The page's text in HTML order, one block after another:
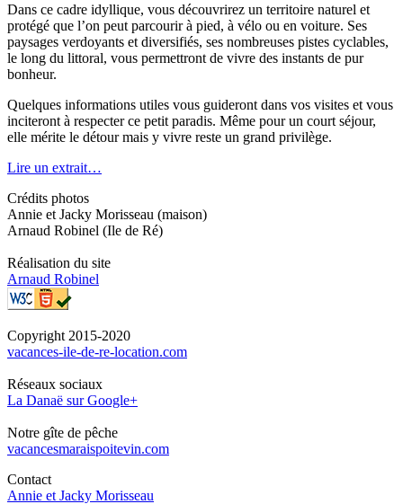
Dans ce cadre idyllique, vous découvrirez un territoire naturel et
protégé que l’on peut parcourir à pied, à vélo ou en voiture. Ses
paysages verdoyants et diversifiés, ses nombreuses pistes cyclables,
le long du littoral, vous permettront de vivre des instants de pur
bonheur.
Quelques informations utiles vous guideront dans vos visites et vous
inciteront à respecter ce petit paradis. Même pour un court séjour,
elle mérite le détour mais y vivre reste un grand privilège.
Lire un extrait…
Crédits photos
Annie et Jacky Morisseau (maison)
Arnaud Robinel (Ile de Ré)
Réalisation du site
Arnaud Robinel
Copyright 2015-2020
vacances-ile-de-re-location.com
Réseaux sociaux
La Danaë sur Google+
Notre gîte de pêche
vacancesmaraispoitevin.com
Contact
Annie et Jacky Morisseau